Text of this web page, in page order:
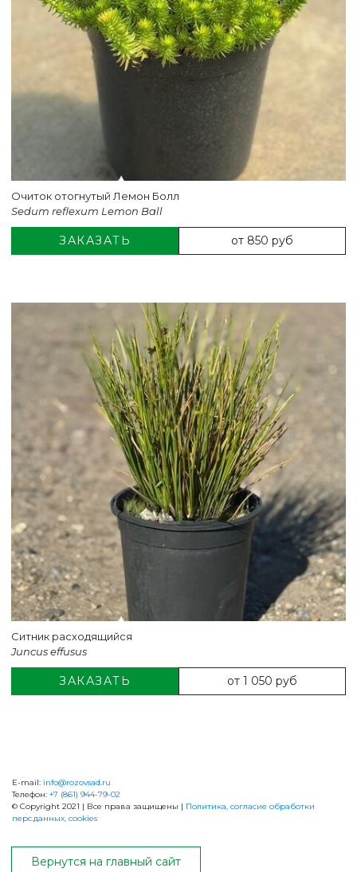
+7 (861) 944-79-02
Очиток отогнутый Лемон Болл
Sedum reflexum Lemon Ball
ЗАКАЗАТЬ от 850 руб
Ситник расходящийся
Juncus effusus
ЗАКАЗАТЬ от 1 050 руб
E-mail: info@rozovsad.ru
Телефон: +7 (861) 944-79-02
© Copyright 2021 | Все права защищены | Политика, согласие обработки
перс.данных, cookies
Вернутся на главный сайт